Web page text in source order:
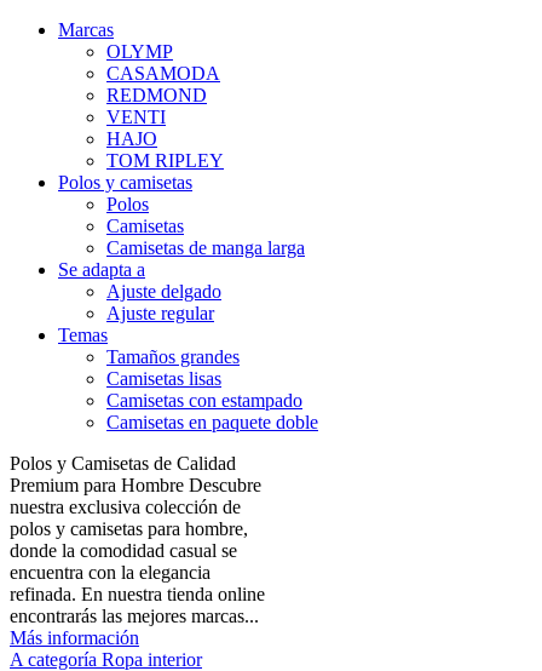
Marcas
OLYMP
CASAMODA
REDMOND
VENTI
HAJO
TOM RIPLEY
Polos y camisetas
Polos
Camisetas
Camisetas de manga larga
Se adapta a
Ajuste delgado
Ajuste regular
Temas
Tamaños grandes
Camisetas lisas
Camisetas con estampado
Camisetas en paquete doble
Polos y Camisetas de Calidad
Premium para Hombre Descubre
nuestra exclusiva colección de
polos y camisetas para hombre,
donde la comodidad casual se
encuentra con la elegancia
refinada. En nuestra tienda online
encontrarás las mejores marcas...
Más información
A categoría Ropa interior